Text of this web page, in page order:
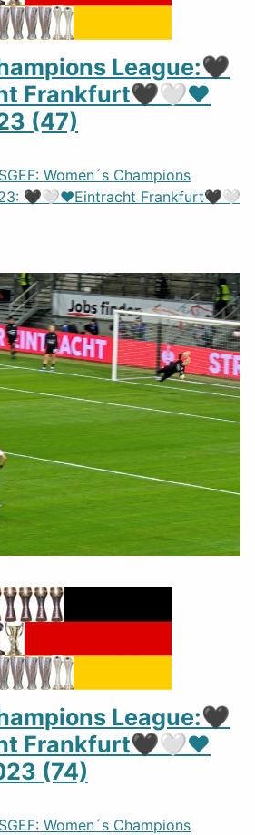
League:🖤
Frankfurt🖤🤍❤️
(47)
Women´s Champions
🖤🤍❤️Eintracht Frankfurt🖤🤍
League:🖤
Frankfurt🖤🤍❤️
(74)
Women´s Champions